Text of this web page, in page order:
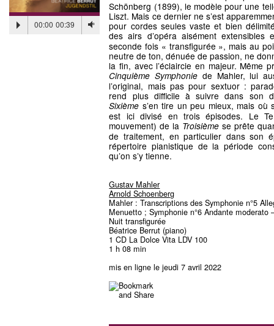
00:00 00:39
Schönberg (1899), le modèle pour une
Liszt. Mais ce dernier ne s’est
pour cordes seules vaste et bien
des airs d’opéra aisément
seconde fois « transfigurée », mais au
neutre de ton, dénuée de passion, ne
la fin, avec l’éclaircie en majeur. Même
Cinquième Symphonie de Mahler, lui
l’original, mais pas pour sextuor :
rend plus difficile à suivre dans son
Sixième s’en tire un peu mieux, mais
est ici divisé en trois épisodes. Le
mouvement) de la Troisième se prête
de traitement, en particulier dans son
répertoire pianistique de la période
qu’on s’y tienne.
Gustav Mahler
Arnold Schoenberg
Mahler : Transcriptions des Symphonie n°5
Menuetto ; Symphonie n°6 Andante moderato
Nuit transfigurée
Béatrice Berrut (piano)
1 CD La Dolce Vita LDV 100
1 h 08 min
mis en ligne le jeudi 7 avril 2022